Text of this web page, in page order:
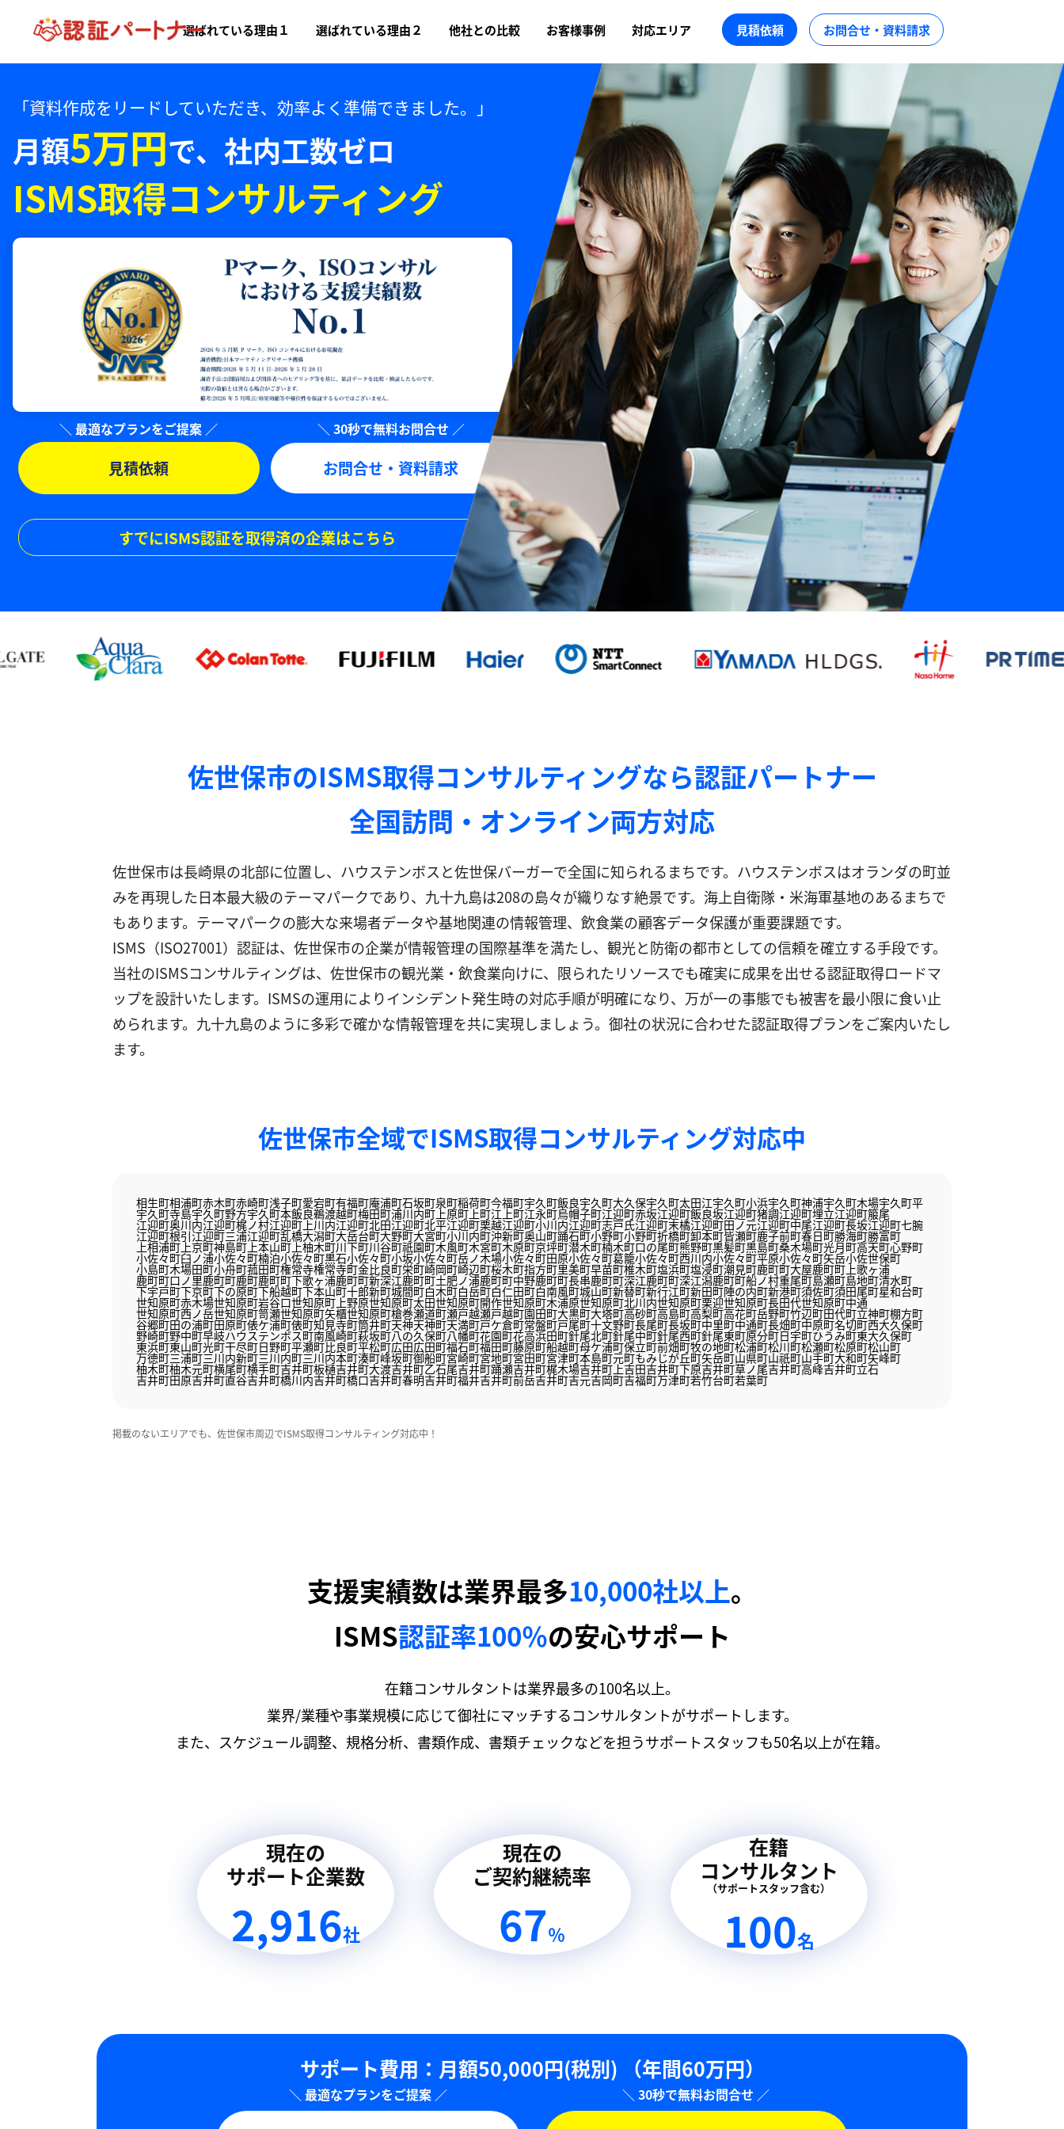
選ばれている理由１ 選ばれている理由２ 他社との比較 お客様事例 対応エリア 見積依頼 お問合せ・資料請求
「資料作成をリードしていただき、効率よく準備できました。」
月額5万円で、社内工数ゼロ
ISMS取得コンサルティング
見積依頼 お問合せ・資料請求
すでにISMS認証を取得済の企業はこちら
佐世保市のISMS取得コンサルティングなら認証パートナー
全国訪問・オンライン両方対応
佐世保市は長崎県の北部に位置し、ハウステンボスと佐世保バーガーで全国に知られるまちです。ハウステンボスはオランダの町並
みを再現した日本最大級のテーマパークであり、九十九島は208の島々が織りなす絶景です。海上自衛隊・米海軍基地のあるまちで
もあります。テーマパークの膨大な来場者データや基地関連の情報管理、飲食業の顧客データ保護が重要課題です。
ISMS（ISO27001）認証は、佐世保市の企業が情報管理の国際基準を満たし、観光と防衛の都市としての信頼を確立する手段です。
当社のISMSコンサルティングは、佐世保市の観光業・飲食業向けに、限られたリソースでも確実に成果を出せる認証取得ロードマ
ップを設計いたします。ISMSの運用によりインシデント発生時の対応手順が明確になり、万が一の事態でも被害を最小限に食い止
められます。九十九島のように多彩で確かな情報管理を共に実現しましょう。御社の状況に合わせた認証取得プランをご案内いたし
ます。
佐世保市全域でISMS取得コンサルティング対応中
相生町相浦町赤木町赤崎町浅子町愛宕町有福町庵浦町石坂町泉町稲荷町今福町宇久町飯良宇久町大久保宇久町太田江宇久町小浜宇久町神浦宇久町木場宇久町平
宇久町寺島宇久町野方宇久町本飯良鵜渡越町梅田町浦川内町上原町上町江上町江永町烏帽子町江迎町赤坂江迎町飯良坂江迎町猪調江迎町埋立江迎町箙尾
江迎町奥川内江迎町梶ノ村江迎町上川内江迎町北田江迎町北平江迎町栗越江迎町小川内江迎町志戸氏江迎町末橘江迎町田ノ元江迎町中尾江迎町長坂江迎町七腕
江迎町根引江迎町三浦江迎町乱橋大潟町大岳台町大野町大宮町小川内町沖新町奥山町踊石町小野町小野町折橋町卸本町皆瀬町鹿子前町春日町勝海町勝富町
上相浦町上京町神島町上本山町上柚木町川下町川谷町祇園町木風町木宮町木原町京坪町潜木町楠木町口の尾町熊野町黒髪町黒島町桑木場町光月町高天町心野町
小佐々町臼ノ浦小佐々町楠泊小佐々町黒石小佐々町小坂小佐々町岳ノ木場小佐々町田原小佐々町葛籠小佐々町西川内小佐々町平原小佐々町矢岳小佐世保町
小島町木場田町小舟町菰田町権常寺権常寺町金比良町栄町崎岡町崎辺町桜木町指方町里美町早苗町椎木町塩浜町塩浸町潮見町鹿町町大屋鹿町町上歌ヶ浦
鹿町町口ノ里鹿町町鹿町鹿町町下歌ヶ浦鹿町町新深江鹿町町土肥ノ浦鹿町町中野鹿町町長串鹿町町深江鹿町町深江潟鹿町町船ノ村重尾町島瀬町島地町清水町
下宇戸町下京町下の原町下船越町下本山町十郎新町城間町白木町白岳町白仁田町白南風町城山町新替町新行江町新田町陣の内町新港町須佐町須田尾町星和台町
世知原町赤木場世知原町岩谷口世知原町上野原世知原町太田世知原町開作世知原町木浦原世知原町北川内世知原町栗迎世知原町長田代世知原町中通
世知原町西ノ岳世知原町笥瀬世知原町矢櫃世知原町槍巻瀬道町瀬戸越瀬戸越町園田町大黒町大塔町高砂町高島町高梨町高花町岳野町竹辺町田代町立神町棚方町
谷郷町田の浦町田原町俵ケ浦町俵町知見寺町筒井町天神天神町天満町戸ケ倉町常盤町戸尾町十文野町長尾町長坂町中里町中通町長畑町中原町名切町西大久保町
野崎町野中町早岐ハウステンボス町南風崎町萩坂町八の久保町八幡町花園町花高浜田町針尾北町針尾中町針尾西町針尾東町原分町日宇町ひうみ町東大久保町
東浜町東山町光町干尽町日野町平瀬町比良町平松町広田広田町福石町福田町藤原町船越町母ケ浦町保立町前畑町牧の地町松浦町松川町松瀬町松原町松山町
万徳町三浦町三川内新町三川内町三川内本町湊町峰坂町御船町宮崎町宮地町宮田町宮津町本島町元町もみじが丘町矢岳町山県町山祇町山手町大和町矢峰町
柚木町柚木元町横尾町横手町吉井町板樋吉井町大渡吉井町乙石尾吉井町踊瀬吉井町梶木場吉井町上吉田吉井町下原吉井町草ノ尾吉井町高峰吉井町立石
吉井町田原吉井町直谷吉井町橋川内吉井町橋口吉井町春明吉井町福井吉井町前岳吉井町吉元吉岡町吉福町万津町若竹台町若葉町
掲載のないエリアでも、佐世保市周辺でISMS取得コンサルティング対応中！
支援実績数は業界最多10,000社以上。
ISMS認証率100％の安心サポート
在籍コンサルタントは業界最多の100名以上。
業界/業種や事業規模に応じて御社にマッチするコンサルタントがサポートします。
また、スケジュール調整、規格分析、書類作成、書類チェックなどを担うサポートスタッフも50名以上が在籍。
現在の
サポート企業数
4,049社
現在の
ご契約継続率
94％
在籍
コンサルタント
（サポートスタッフ含む）
140名
サポート費用：⽉額50,000円(税別) （年間60万円）